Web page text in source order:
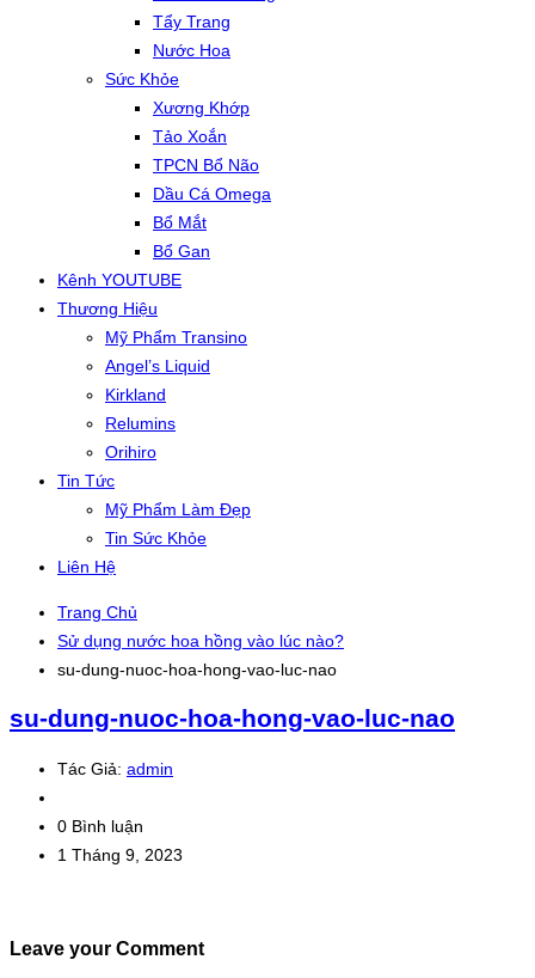
Tẩy Trang
Nước Hoa
Sức Khỏe
Xương Khớp
Tảo Xoắn
TPCN Bổ Não
Dầu Cá Omega
Bổ Mắt
Bổ Gan
Kênh YOUTUBE
Thương Hiệu
Mỹ Phẩm Transino
Angel’s Liquid
Kirkland
Relumins
Orihiro
Tin Tức
Mỹ Phẩm Làm Đẹp
Tin Sức Khỏe
Liên Hệ
Trang Chủ
Sử dụng nước hoa hồng vào lúc nào?
su-dung-nuoc-hoa-hong-vao-luc-nao
su-dung-nuoc-hoa-hong-vao-luc-nao
Tác Giả: admin
0 Bình luận
1 Tháng 9, 2023
Leave your Comment